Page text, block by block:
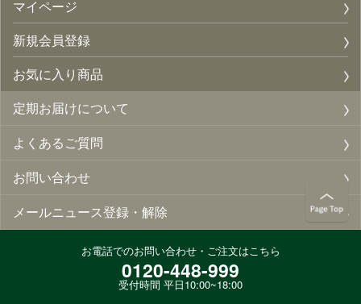
マイページ
新規会員登録
お気に入り商品
定期お届けについて
よくあるご質問
お問い合わせ
メールニュース登録・解除
お電話でのお問い合わせ・ご注文はこちら
0120-448-999
受付時間 平日10:00~18:00